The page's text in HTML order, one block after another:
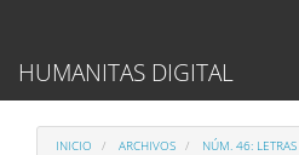
Contenido
principal
lateral
HUMANITAS DIGITAL
INICIO ARCHIVOS NÚM. 46: